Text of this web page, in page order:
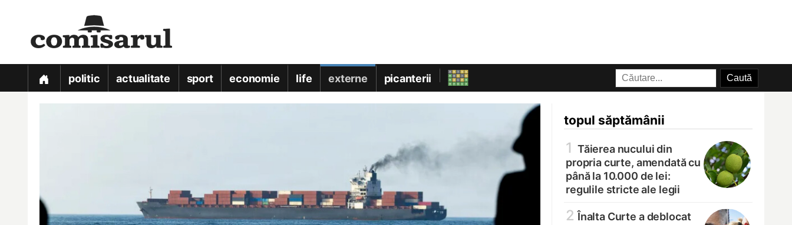
politic actualitate sport economie life externe picanterii
topul săptămânii
1 Tăierea nucului din
propria curte, amendată cu
până la 10.000 de lei:
regulile stricte ale legii
2 Înalta Curte a deblocat